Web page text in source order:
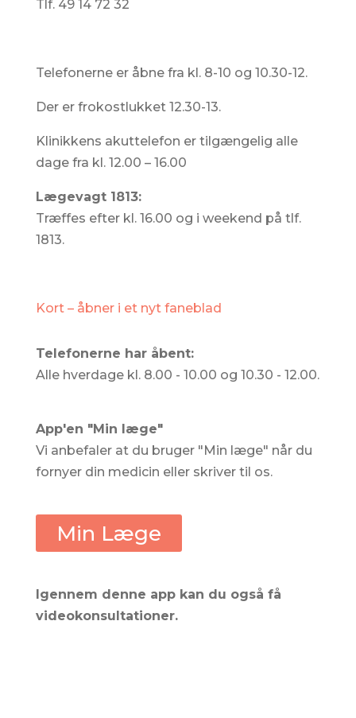
Tlf. 49 14 72 32
Telefonerne er åbne fra kl. 8-10 og 10.30-12.
Der er frokostlukket 12.30-13.
Klinikkens akuttelefon er tilgængelig alle
dage fra kl. 12.00 – 16.00
Lægevagt 1813:
Træffes efter kl. 16.00 og i weekend på tlf.
1813.
Kort – åbner i et nyt faneblad
Telefonerne har åbent:
Alle hverdage kl. 8.00 - 10.00 og 10.30 - 12.00.
App'en "Min læge"
Vi anbefaler at du bruger "Min læge" når du
fornyer din medicin eller skriver til os.
Min Læge
Igennem denne app kan du også få
videokonsultationer.